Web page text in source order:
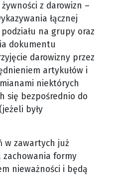
z darowizn –
łącznej
na grupy oraz
dokumentu
darowizny przez
artykułów i
niektórych
się bezpośrednio do
były
w zawartych już
zachowania formy
nieważności i będą